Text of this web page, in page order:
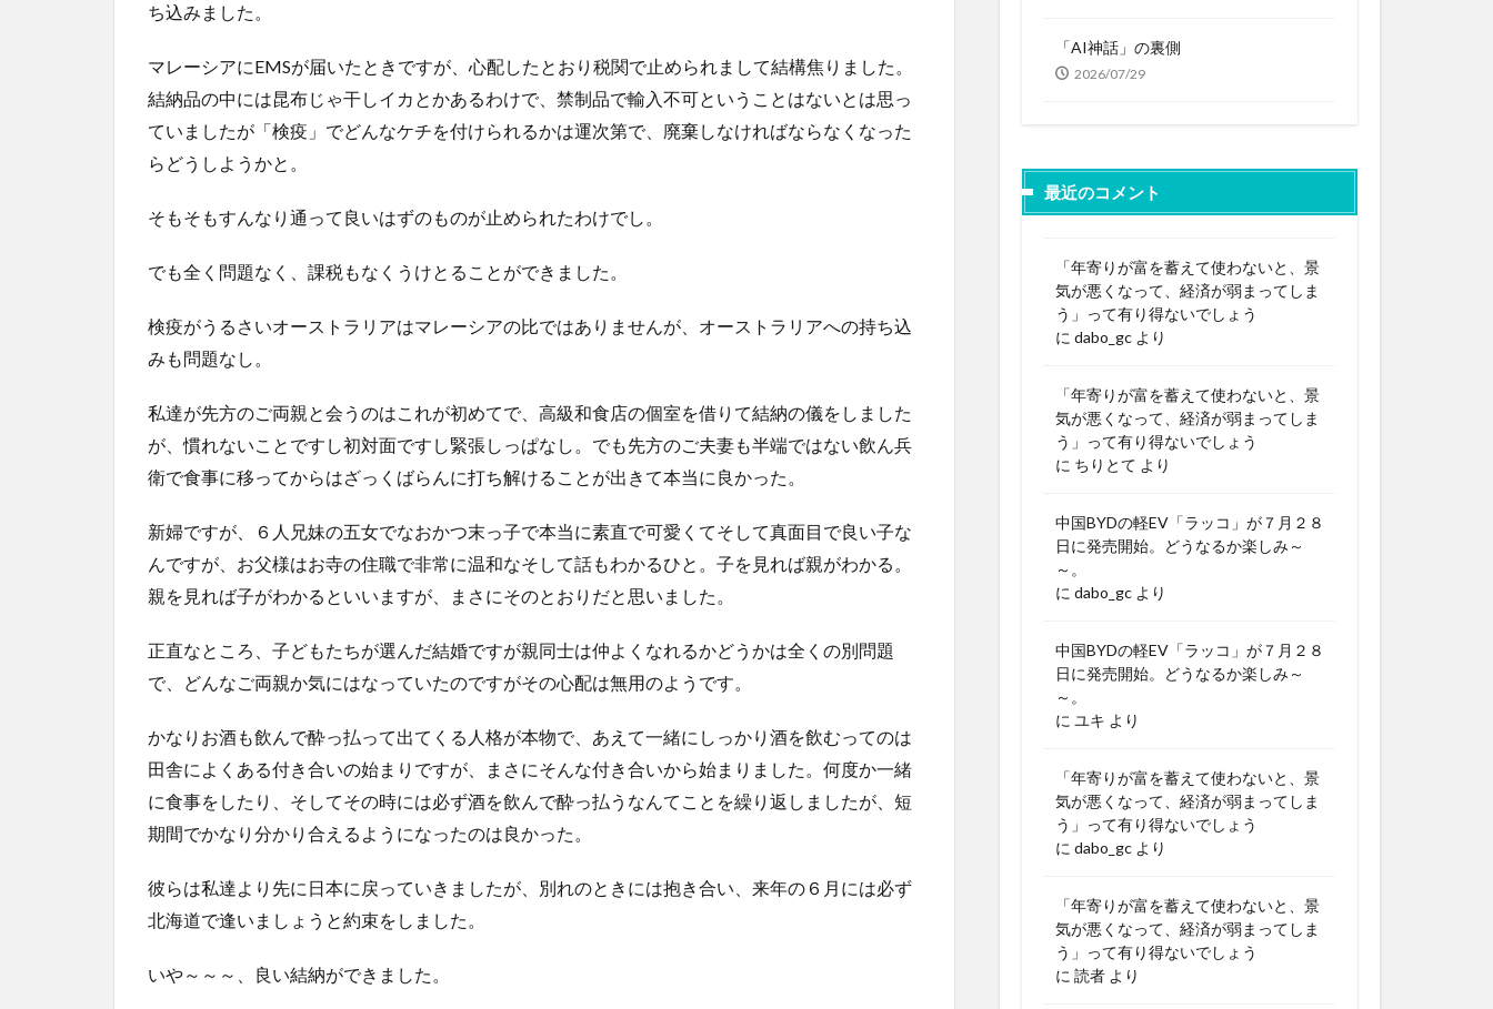
ち込みました。
マレーシアにEMSが届いたときですが、心配したとおり税関で止められまして結構焦りました。
結納品の中には昆布じゃ干しイカとかあるわけで、禁制品で輸入不可ということはないとは思っ
ていましたが「検疫」でどんなケチを付けられるかは運次第で、廃棄しなければならなくなった
らどうしようかと。
そもそもすんなり通って良いはずのものが止められたわけでし。
でも全く問題なく、課税もなくうけとることができました。
検疫がうるさいオーストラリアはマレーシアの比ではありませんが、オーストラリアへの持ち込
みも問題なし。
私達が先方のご両親と会うのはこれが初めてで、高級和食店の個室を借りて結納の儀をしました
が、慣れないことですし初対面ですし緊張しっぱなし。でも先方のご夫妻も半端ではない飲ん兵
衛で食事に移ってからはざっくばらんに打ち解けることが出きて本当に良かった。
新婦ですが、６人兄妹の五女でなおかつ末っ子で本当に素直で可愛くてそして真面目で良い子な
んですが、お父様はお寺の住職で非常に温和なそして話もわかるひと。子を見れば親がわかる。
親を見れば子がわかるといいますが、まさにそのとおりだと思いました。
正直なところ、子どもたちが選んだ結婚ですが親同士は仲よくなれるかどうかは全くの別問題
で、どんなご両親か気にはなっていたのですがその心配は無用のようです。
かなりお酒も飲んで酔っ払って出てくる人格が本物で、あえて一緒にしっかり酒を飲むってのは
田舎によくある付き合いの始まりですが、まさにそんな付き合いから始まりました。何度か一緒
に食事をしたり、そしてその時には必ず酒を飲んで酔っ払うなんてことを繰り返しましたが、短
期間でかなり分かり合えるようになったのは良かった。
彼らは私達より先に日本に戻っていきましたが、別れのときには抱き合い、来年の６月には必ず
北海道で逢いましょうと約束をしました。
いや～～～、良い結納ができました。
「AI神話」の裏側
2026/07/29
最近のコメント
「年寄りが富を蓄えて使わないと、景
気が悪くなって、経済が弱まってしま
う」って有り得ないでしょう
に dabo_gc より
「年寄りが富を蓄えて使わないと、景
気が悪くなって、経済が弱まってしま
う」って有り得ないでしょう
に ちりとて より
中国BYDの軽EV「ラッコ」が７月２８
日に発売開始。どうなるか楽しみ～
～。
に dabo_gc より
中国BYDの軽EV「ラッコ」が７月２８
日に発売開始。どうなるか楽しみ～
～。
に ユキ より
「年寄りが富を蓄えて使わないと、景
気が悪くなって、経済が弱まってしま
う」って有り得ないでしょう
に dabo_gc より
「年寄りが富を蓄えて使わないと、景
気が悪くなって、経済が弱まってしま
う」って有り得ないでしょう
に 読者 より